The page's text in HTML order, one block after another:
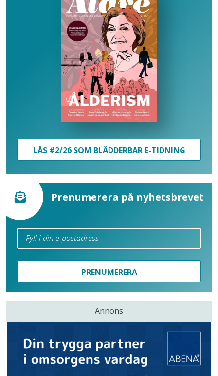
LÄS #2/26 SOM BLÄDDERBAR E-TIDNING
Prenumerera på nyhetsbrevet
PRENUMERERA
Annons